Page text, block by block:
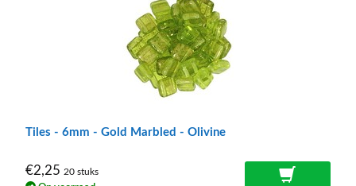
Tiles - 6mm - Gold Marbled - Olivine
€2,25 20 stuks